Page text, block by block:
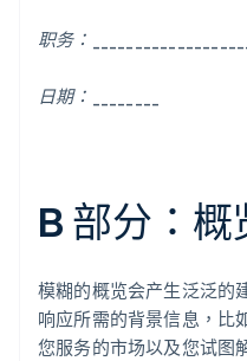
职务：
日期：________
B 部分：
模糊的概览会产生泛泛的
响应所需的背景信息，比
您服务的市场以及您试图